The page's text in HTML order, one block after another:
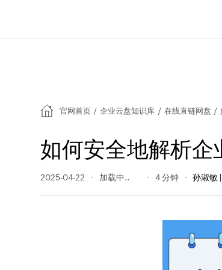
官网首页 / 企业云盘知识库 / 在线直链网盘 /
如何安全地解析企
2025-04-22 254 阅读量 4 分钟 孙淑敏